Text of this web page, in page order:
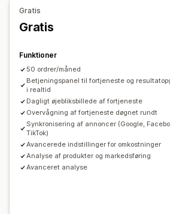
Profitindblik
Forladt indkøbskurv
Kontrolpanel med analyser
Tilpassede rapporter
Dataeksport
Planlægning af rapporter
Automatisk datasynkronisering
Oversigt over dagligt salg
Import af historiske data
Gratis
Gratis
Funktioner
50 ordrer/måned
Betjeningspanel til fortjeneste og
i realtid
Dagligt øjebliksbillede af fortjeneste
Overvågning af fortjeneste døgnet rundt
Synkronisering af annoncer (Google,
TikTok)
Avancerede indstillinger for omkostninger
Analyse af produkter og markedsføring
Avanceret analyse